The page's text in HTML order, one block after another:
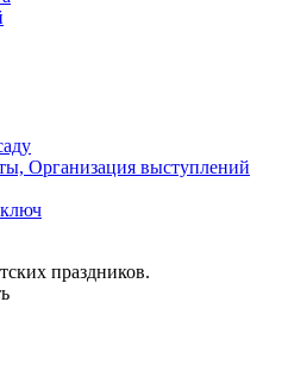
Организация выступлений
праздников.